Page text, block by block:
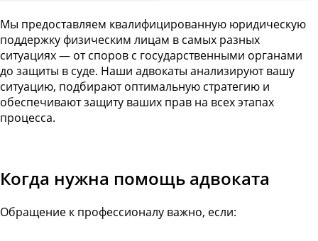
Мы предоставляем квалифицированную юридическую
поддержку физическим лицам в самых разных
ситуациях — от споров с государственными органами
до защиты в суде. Наши адвокаты анализируют вашу
ситуацию, подбирают оптимальную стратегию и
обеспечивают защиту ваших прав на всех этапах
процесса.
Когда нужна помощь адвоката
Обращение к профессионалу важно, если: